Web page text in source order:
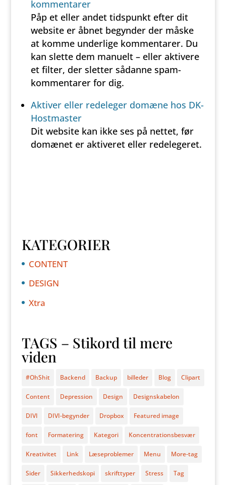
kommentarer
Påp et eller andet tidspunkt efter dit
website er åbnet begynder der måske
at komme underlige kommentarer. Du
kan slette dem manuelt – eller aktivere
et filter, der sletter sådanne spam-
kommentarer for dig.
Aktiver eller redeleger domæne hos DK-
Hostmaster
Dit website kan ikke ses på nettet, før
domænet er aktiveret eller redelegeret.
KATEGORIER
CONTENT
DESIGN
Xtra
TAGS – Stikord til mere
viden
#OhShit Backend Backup billeder Blog Clipart
Content Depression Design Designskabelon
DIVI DIVI-begynder Dropbox Featured image
font Formatering Kategori Koncentrationsbesvær
Kreativitet Link Læseproblemer Menu More-tag
Sider Sikkerhedskopi skrifttyper Stress Tag